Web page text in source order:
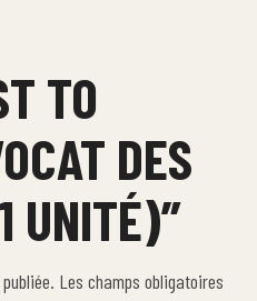
TO
DES
UNITÉ)”
Les champs obligatoires